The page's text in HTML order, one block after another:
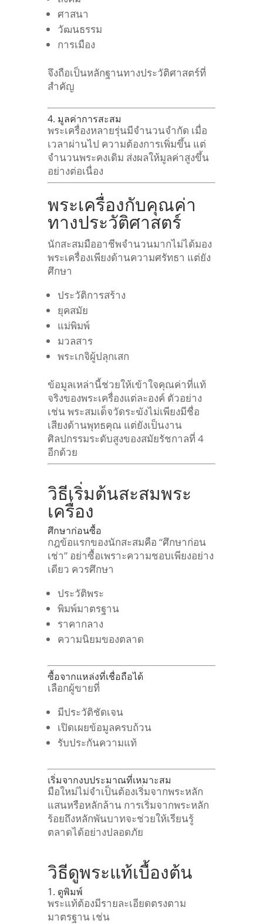
ศาสนา
วัฒนธรรม
การเมือง
จึงถือเป็นหลักฐานทางประวัติศาสตร์ที่
สำคัญ
4. มูลค่าการสะสม
พระเครื่องหลายรุ่นมีจำนวนจำกัด เมื่อ
เวลาผ่านไป ความต้องการเพิ่มขึ้น แต่
จำนวนพระคงเดิม ส่งผลให้มูลค่าสูงขึ้น
อย่างต่อเนื่อง
พระเครื่องกับคุณค่า
ทางประวัติศาสตร์
นักสะสมมืออาชีพจำนวนมากไม่ได้มอง
พระเครื่องเพียงด้านความศรัทธา แต่ยัง
ศึกษา
ประวัติการสร้าง
ยุคสมัย
แม่พิมพ์
มวลสาร
พระเกจิผู้ปลุกเสก
ข้อมูลเหล่านี้ช่วยให้เข้าใจคุณค่าที่แท้
จริงของพระเครื่องแต่ละองค์ ตัวอย่าง
เช่น พระสมเด็จวัดระฆังไม่เพียงมีชื่อ
เสียงด้านพุทธคุณ แต่ยังเป็นงาน
ศิลปกรรมระดับสูงของสมัยรัชกาลที่ 4
อีกด้วย
วิธีเริ่มต้นสะสมพระ
เครื่อง
ศึกษาก่อนซื้อ
กฎข้อแรกของนักสะสมคือ “ศึกษาก่อน
เช่า” อย่าซื้อเพราะความชอบเพียงอย่าง
เดียว ควรศึกษา
ประวัติพระ
พิมพ์มาตรฐาน
ราคากลาง
ความนิยมของตลาด
ซื้อจากแหล่งที่เชื่อถือได้
เลือกผู้ขายที่
มีประวัติชัดเจน
เปิดเผยข้อมูลครบถ้วน
รับประกันความแท้
เริ่มจากงบประมาณที่เหมาะสม
มือใหม่ไม่จำเป็นต้องเริ่มจากพระหลัก
แสนหรือหลักล้าน การเริ่มจากพระหลัก
ร้อยถึงหลักพันบาทจะช่วยให้เรียนรู้
ตลาดได้อย่างปลอดภัย
วิธีดูพระแท้เบื้องต้น
1. ดูพิมพ์
พระแท้ต้องมีรายละเอียดตรงตาม
มาตรฐาน เช่น